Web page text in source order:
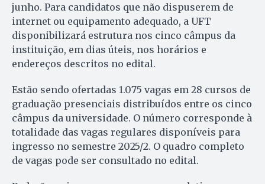
junho. Para candidatos que não dispuserem de
internet ou equipamento adequado, a UFT
disponibilizará estrutura nos cinco câmpus da
instituição, em dias úteis, nos horários e
endereços descritos no edital.
Estão sendo ofertadas 1.075 vagas em 28 cursos de
graduação presenciais distribuídos entre os cinco
câmpus da universidade. O número corresponde à
totalidade das vagas regulares disponíveis para
ingresso no semestre 2025/2. O quadro completo
de vagas pode ser consultado no edital.